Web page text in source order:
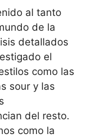
al tanto
de la
detallados
el
como las
sour y las
del resto.
como la